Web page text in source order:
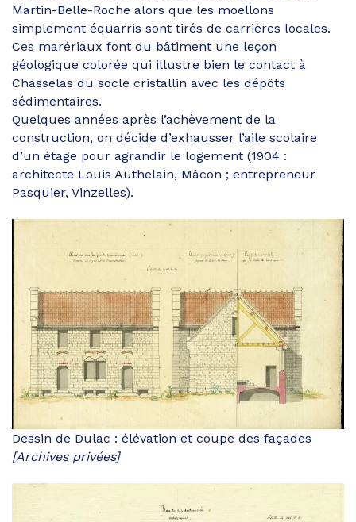
Martin-Belle-Roche alors que les moellons
simplement équarris sont tirés de carrières locales.
Ces marériaux font du bâtiment une leçon
géologique colorée qui illustre bien le contact à
Chasselas du socle cristallin avec les dépôts
sédimentaires.
Quelques années après l’achèvement de la
construction, on décide d’exhausser l’aile scolaire
d’un étage pour agrandir le logement (1904 :
architecte Louis Authelain, Mâcon ; entrepreneur
Pasquier, Vinzelles).
Dessin de Dulac : élévation et coupe des façades
[Archives privées]